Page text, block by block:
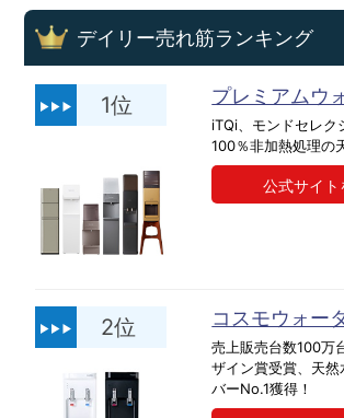
デイリー売れ筋ランキング
1位 プレミアムウ
iTQi、モンドセレク
100％非加熱処理の
公式サイト
2位 コスモウォー
売上販売台数100万
ザイン賞受賞、天
バーNo.1獲得！